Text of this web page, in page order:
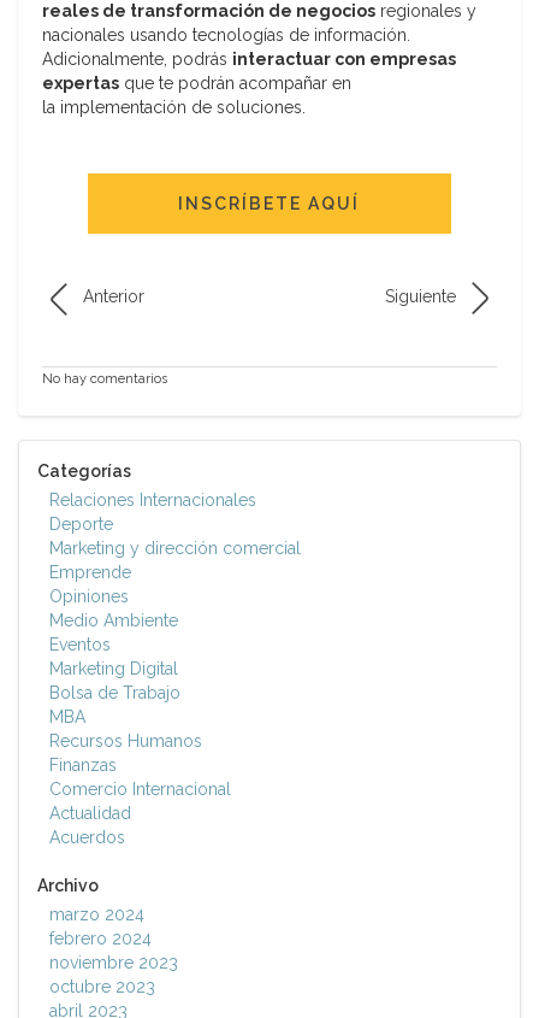
reales de transformación de negocios regionales y
nacionales usando tecnologías de información.
Adicionalmente, podrás interactuar con empresas
expertas que te podrán acompañar en
la implementación de soluciones.
INSCRÍBETE AQUÍ
Anterior Siguiente
No hay comentarios
Categorías
Relaciones Internacionales
Deporte
Marketing y dirección comercial
Emprende
Opiniones
Medio Ambiente
Eventos
Marketing Digital
Bolsa de Trabajo
MBA
Recursos Humanos
Finanzas
Comercio Internacional
Actualidad
Acuerdos
Archivo
marzo 2024
febrero 2024
noviembre 2023
octubre 2023
abril 2023